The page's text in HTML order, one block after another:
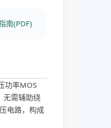
南(PDF)
功率MOS
无需辅助绕
电路，构成